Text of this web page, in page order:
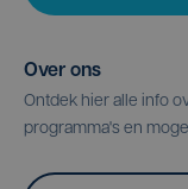
Over ons
Ontdek hier alle info
programma's en